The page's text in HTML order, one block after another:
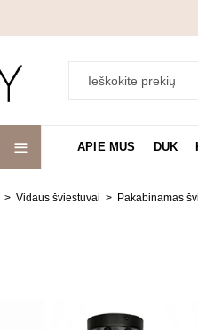
APIE MUS DUK
Vidaus šviestuvai Pakabinamas